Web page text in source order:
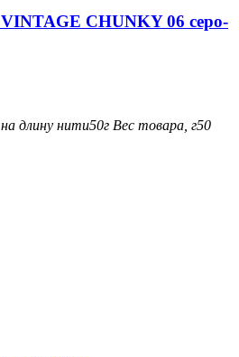
CHUNKY 06 серо-
длину нити50г Вес товара, г50